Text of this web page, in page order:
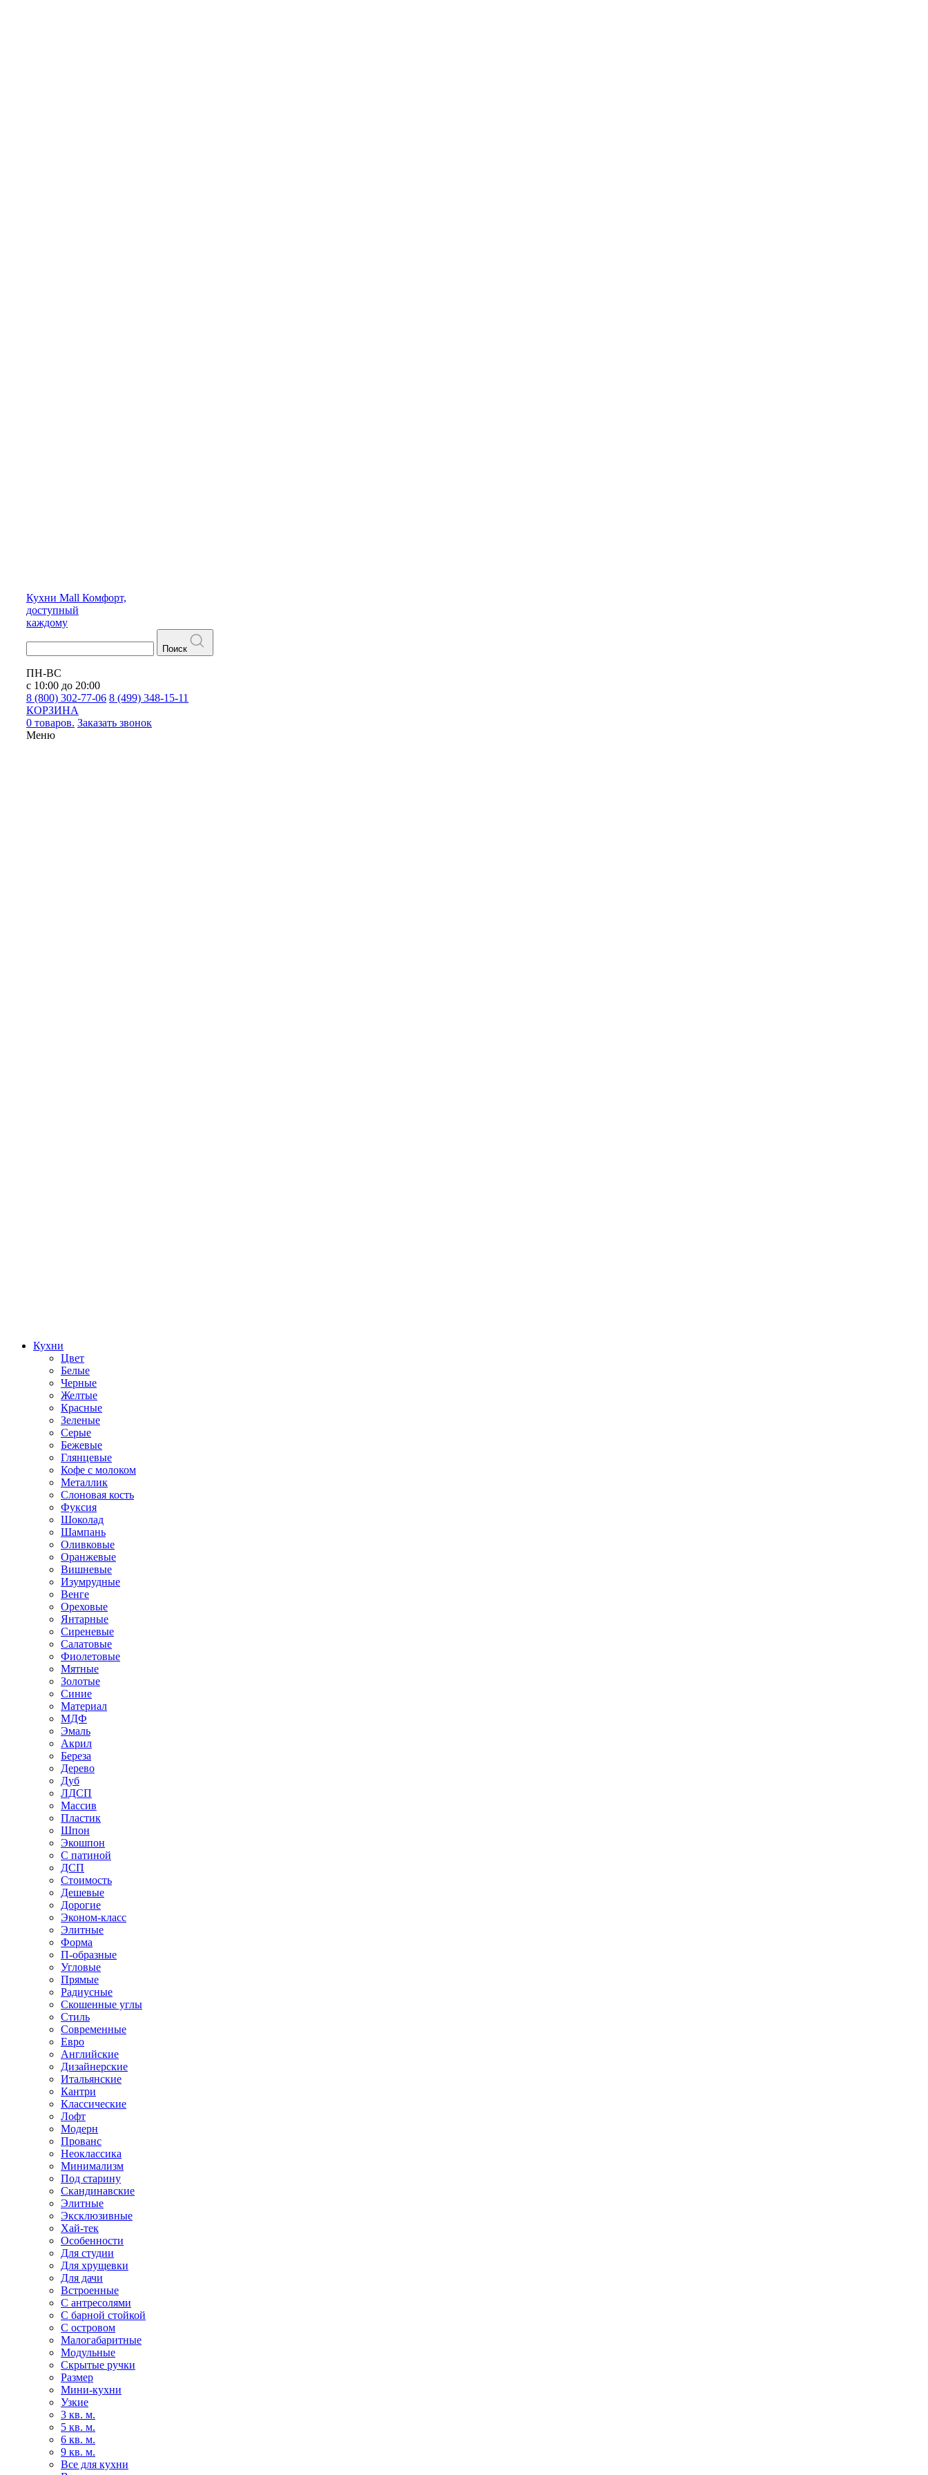
Кухни Mall Комфорт,
доступный
каждому
Поиск
ПН-ВС
с 10:00 до 20:00
8 (800) 302-77-06 8 (499) 348-15-11
КОРЗИНА
0 товаров. Заказать звонок
Меню
Кухни
Цвет
Белые
Черные
Желтые
Красные
Зеленые
Серые
Бежевые
Глянцевые
Кофе с молоком
Металлик
Слоновая кость
Фуксия
Шоколад
Шампань
Оливковые
Оранжевые
Вишневые
Изумрудные
Венге
Ореховые
Янтарные
Сиреневые
Салатовые
Фиолетовые
Мятные
Золотые
Синие
Материал
МДФ
Эмаль
Акрил
Береза
Дерево
Дуб
ЛДСП
Массив
Пластик
Шпон
Экошпон
С патиной
ДСП
Стоимость
Дешевые
Дорогие
Эконом-класс
Элитные
Форма
П-образные
Угловые
Прямые
Радиусные
Скошенные углы
Стиль
Современные
Евро
Английские
Дизайнерские
Итальянские
Кантри
Классические
Лофт
Модерн
Прованс
Неоклассика
Минимализм
Под старину
Скандинавские
Элитные
Эксклюзивные
Хай-тек
Особенности
Для студии
Для хрущевки
Для дачи
Встроенные
С антресолями
С барной стойкой
С островом
Малогабаритные
Модульные
Скрытые ручки
Размер
Мини-кухни
Узкие
3 кв. м.
5 кв. м.
6 кв. м.
9 кв. м.
Все для кухни